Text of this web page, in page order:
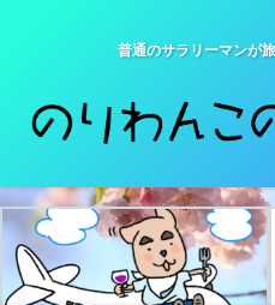
普通のサラリーマンが